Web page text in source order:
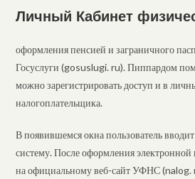
Личный Кабинет
оформления пенсией и заграничного
Госуслуги (gosuslugi. ru). Пиппардом
можно зарегистрировать доступ и в
налогоплательщика.
В появившемся окна пользователь
систему. После оформления
на официальному веб-сайт УФНС (nalog.